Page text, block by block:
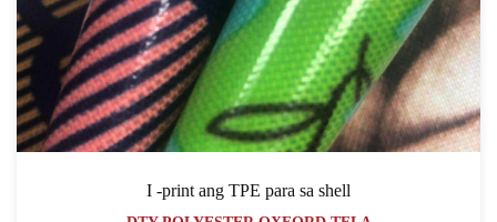
I -print ang TPE para sa shell